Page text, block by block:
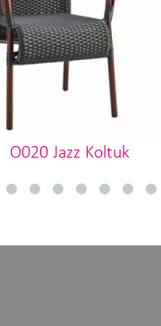
O020 Jazz Koltuk